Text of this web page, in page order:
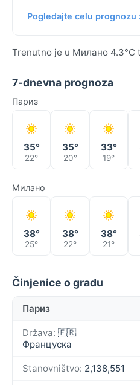
Pogledajte celu
Trenutno je u Милано 4.3°C
7-dnevna prognoza
Париз
35°
22°
35°
20°
33°
19°
Милано
38°
25°
38°
22°
38°
21°
Činjenice o gradu
Париз
Država: 🇫🇷
Француска
Stanovništvo: 2,138,551